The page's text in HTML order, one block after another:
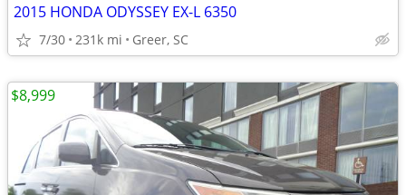
2015 HONDA ODYSSEY EX-L 6350
7/30 231k mi Greer, SC
$8,999